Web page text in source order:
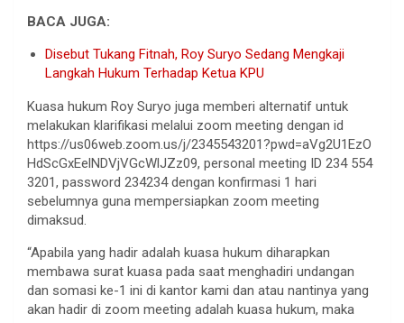
BACA JUGA:
Disebut Tukang Fitnah, Roy Suryo Sedang Mengkaji
Langkah Hukum Terhadap Ketua KPU
Kuasa hukum Roy Suryo juga memberi alternatif untuk
melakukan klarifikasi melalui zoom meeting dengan id
https://us06web.zoom.us/j/2345543201?pwd=aVg2U1EzO
HdScGxEelNDVjVGcWlJZz09, personal meeting ID 234 554
3201, password 234234 dengan konfirmasi 1 hari
sebelumnya guna mempersiapkan zoom meeting
dimaksud.
“Apabila yang hadir adalah kuasa hukum diharapkan
membawa surat kuasa pada saat menghadiri undangan
dan somasi ke-1 ini di kantor kami dan atau nantinya yang
akan hadir di zoom meeting adalah kuasa hukum, maka